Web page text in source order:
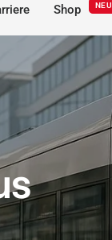
Shop NEU